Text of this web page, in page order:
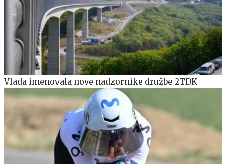
Vlada imenovala nove nadzornike družbe 2TDK